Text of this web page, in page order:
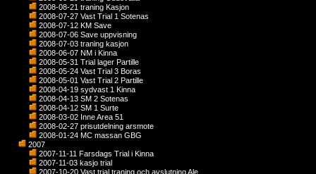
2008-08-21 traning Kasjon
2008-07-27 Vast Trial 1 Sotenas
2008-07-12 KM Save
2008-07-06 Save uppvisning
2008-07-03 traning kasjon
2008-06-07 NM i Kinna
2008-05-31 Trial lager Partille
2008-05-24 Vast Trial 3 Boras
2008-05-01 Vast Trial 2 Partille
2008-04-19 sydvast 1 Kinna
2008-04-13 SM 2 Sotenas
2008-04-12 SM 1 Surte
2008-03-02 Inne Area 51
2008-02-27 prisutdelning arsmote
2008-01-24 MC massan GBG
2007
2007-11-11 Farsdags Trial i Kinna
2007-11-03 kasjo trial
2007-10-20 Vast trial traning och avslutning Ale